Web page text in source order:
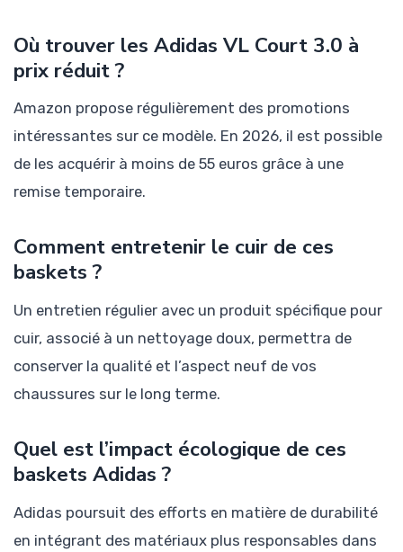
Où trouver les Adidas VL Court 3.0 à
prix réduit ?
Amazon propose régulièrement des promotions
intéressantes sur ce modèle. En 2026, il est possible
de les acquérir à moins de 55 euros grâce à une
remise temporaire.
Comment entretenir le cuir de ces
baskets ?
Un entretien régulier avec un produit spécifique pour
cuir, associé à un nettoyage doux, permettra de
conserver la qualité et l’aspect neuf de vos
chaussures sur le long terme.
Quel est l’impact écologique de ces
baskets Adidas ?
Adidas poursuit des efforts en matière de durabilité
en intégrant des matériaux plus responsables dans